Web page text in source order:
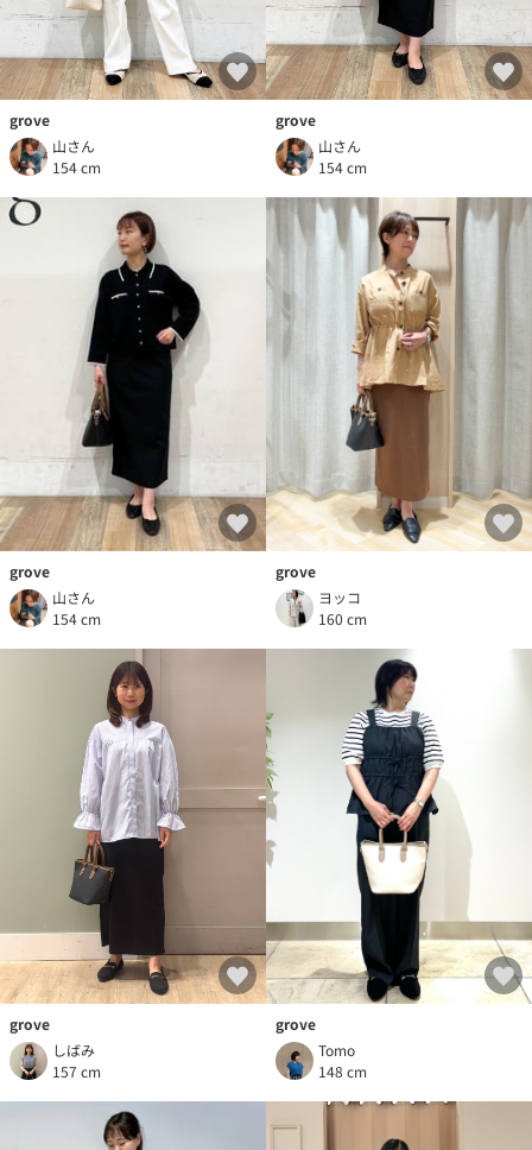
grove
山さん
154 cm
grove
山さん
154 cm
grove
山さん
154 cm
grove
ヨッコ
160 cm
grove
しばみ
157 cm
grove
Tomo
148 cm